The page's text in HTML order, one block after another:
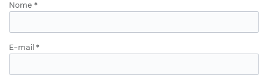
Nome *
E-mail *